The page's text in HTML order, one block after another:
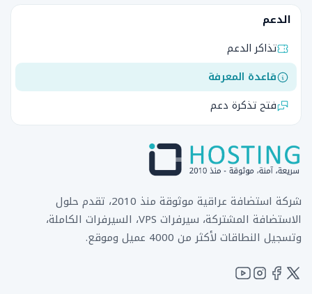
الدعم
تذاكر الدعم
قاعدة المعرفة
فتح تذكرة دعم
شركة استضافة عراقية موثوقة منذ 2010، تقدم حلول
الاستضافة المشتركة، سيرفرات VPS، السيرفرات الكاملة،
وتسجيل النطاقات لأكثر من 4000 عميل وموقع.